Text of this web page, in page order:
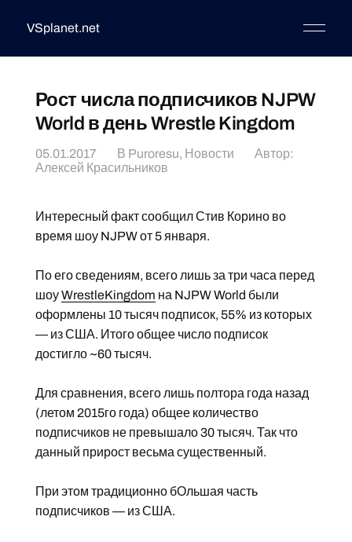
VSplanet.net
Рост числа подписчиков NJPW
World в день Wrestle Kingdom
05.01.2017 В Puroresu, Новости
Автор:
Алексей Красильников
Интересный факт сообщил Стив Корино во
время шоу NJPW от 5 января.
По его сведениям, всего лишь за три часа перед
шоуWrestleKingdom на NJPW World были
оформлены 10 тысяч подписок, 55% из которых
— из США. Итого общее число подписок
достигло ~60 тысяч.
Для сравнения, всего лишь полтора года назад
(летом 2015го года) общее количество
подписчиков не превышало 30 тысяч. Так что
данный прирост весьма существенный.
При этом традиционно бОльшая часть
подписчиков — из США.